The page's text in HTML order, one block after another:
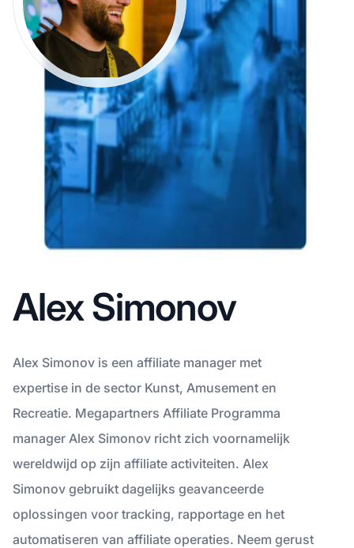
Alex Simonov
Alex Simonov is een affiliate manager met
expertise in de sector Kunst, Amusement en
Recreatie. Megapartners Affiliate Programma
manager Alex Simonov richt zich voornamelijk
wereldwijd op zijn affiliate activiteiten. Alex
Simonov gebruikt dagelijks geavanceerde
oplossingen voor tracking, rapportage en het
automatiseren van affiliate operaties. Neem gerust